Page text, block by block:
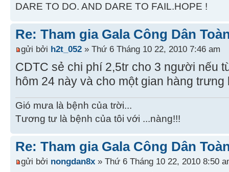
DARE TO DO. AND DARE TO FAIL.HOPE !
Re: Tham gia Gala Công Dân
gửi bởi h2t_052 » Thứ 6 Tháng 10 22, 2010 7:46 am
CDTC sẻ chi phí 2,5tr cho 3 người nếu
hôm 24 này và cho một gian hàng
Gió mưa là bệnh của trời...
Tương tư là bệnh của tôi với ...nàng!!!
Re: Tham gia Gala Công Dân
gửi bởi nongdan8x » Thứ 6 Tháng 10 22, 2010 8:50